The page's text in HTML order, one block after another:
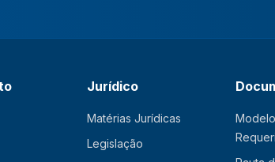
Jurídico
Matérias Jurídicas
Legislação